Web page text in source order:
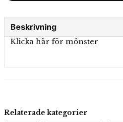
Beskrivning
Klicka här för mönster
Relaterade kategorier